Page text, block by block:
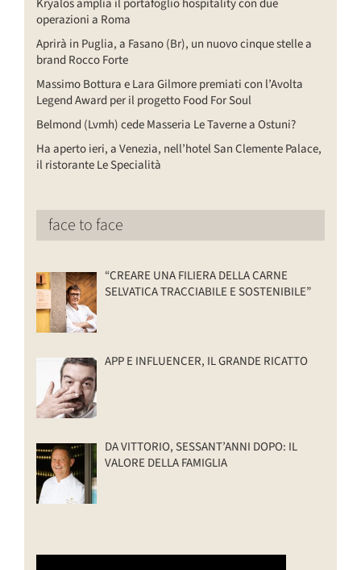
operazioni a Roma
Aprirà in Puglia, a Fasano (Br), un nuovo cinque stelle a
brand Rocco Forte
Massimo Bottura e Lara Gilmore premiati con l’Avolta
Legend Award per il progetto Food For Soul
Belmond (Lvmh) cede Masseria Le Taverne a Ostuni?
Ha aperto ieri, a Venezia, nell’hotel San Clemente Palace,
il ristorante Le Specialità
face to face
“CREARE UNA FILIERA DELLA CARNE
SELVATICA TRACCIABILE E SOSTENIBILE”
APP E INFLUENCER, IL GRANDE RICATTO
DA VITTORIO, SESSANT’ANNI DOPO: IL
VALORE DELLA FAMIGLIA